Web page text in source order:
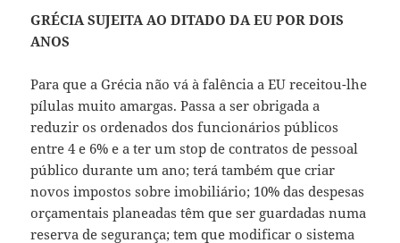
GRÉCIA SUJEITA AO DITADO DA EU POR DOIS
ANOS
Para que a Grécia não vá à falência a EU receitou-lhe
pílulas muito amargas. Passa a ser obrigada a
reduzir os ordenados dos funcionários públicos
entre 4 e 6% e a ter um stop de contratos de pessoal
público durante um ano; terá também que criar
novos impostos sobre imobiliário; 10% das despesas
orçamentais planeadas têm que ser guardadas numa
reserva de segurança; tem que modificar o sistema